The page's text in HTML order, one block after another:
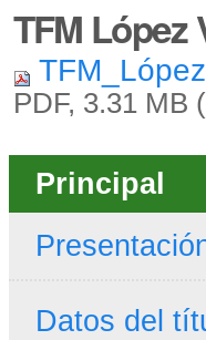
TFM López
PDF, 3.31 MB
Principal
Datos del